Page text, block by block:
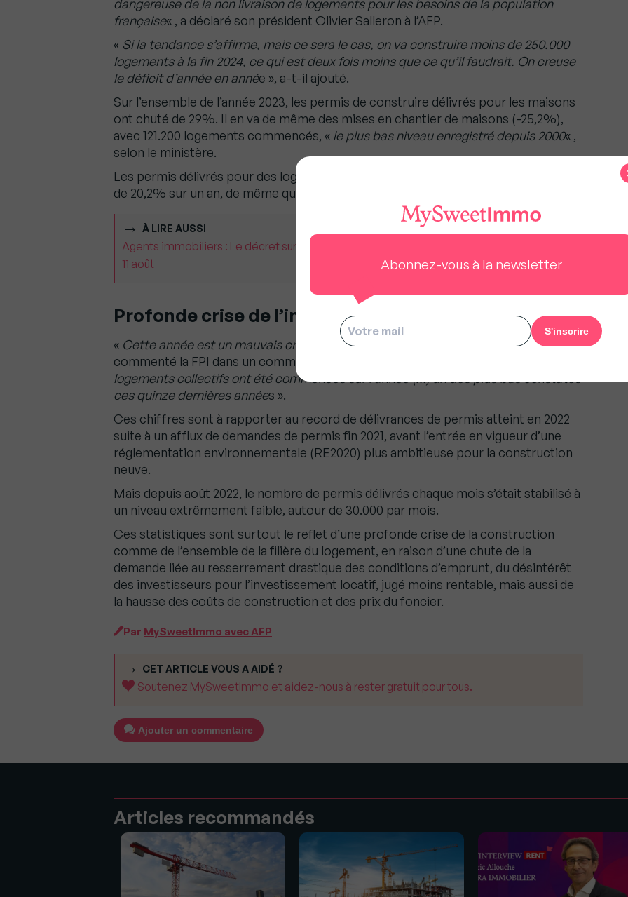
dangereuse de la non livraison de logements pour les besoins de la population
française« , a déclaré son président Olivier Salleron à l’AFP.
« Si la tendance s’affirme, mais ce sera le cas, on va construire moins de 250.000
logements à la fin 2024, ce qui est deux fois moins que ce qu’il faudrait. On creuse
le déficit d’année en année », a-t-il ajouté.
Sur l’ensemble de l’année 2023, les permis de construire délivrés pour les maisons
ont chuté de 29%. Il en va de même des mises en chantier de maisons (-25,2%),
avec 121.200 logements commencés, « le plus bas niveau enregistré depuis 2000« ,
selon le ministère.
Les permis délivrés pour des logements collectifs ou en résidence baissent aussi
de 20,2% sur un an, de même que les mises en chantier (-19,5%).
À LIRE AUSSI
Agents immobiliers : Le décret sur la pige téléphonique fixe les règles applicables dès le
11 août
Profonde crise de l’immobilier et du logement
« Cette année est un mauvais cru pour le logement collectif« , a également
commenté la FPI dans un communiqué, soulignant aussi que «
logements collectifs ont été commencés sur l’année (…) un des plus bas constatés
ces quinze dernières années ».
Ces chiffres sont à rapporter au record de délivrances de permis atteint en 2022
suite à un afflux de demandes de permis fin 2021, avant l’entrée en vigueur d’une
réglementation environnementale (RE2020) plus ambitieuse pour la construction
neuve.
Mais depuis août 2022, le nombre de permis délivrés chaque mois s’était stabilisé à
un niveau extrêmement faible, autour de 30.000 par mois.
Ces statistiques sont surtout le reflet d’une profonde crise de la construction
comme de l’ensemble de la filière du logement, en raison d’une chute de la
demande liée au resserrement drastique des conditions d’emprunt, du désintérêt
des investisseurs pour l’investissement locatif, jugé moins rentable, mais aussi de
la hausse des coûts de construction et des prix du foncier.
Par MySweetImmo avec AFP
CET ARTICLE VOUS A AIDÉ ?
Soutenez MySweetImmo et aidez-nous à rester gratuit pour tous.
Ajouter un commentaire
Articles recommandés
Abonnez-vous à la newsletter